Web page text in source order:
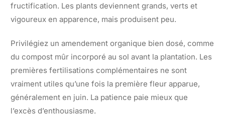
fructification. Les plants deviennent grands, verts et
vigoureux en apparence, mais produisent peu.
Privilégiez un amendement organique bien dosé, comme
du compost mûr incorporé au sol avant la plantation. Les
premières fertilisations complémentaires ne sont
vraiment utiles qu’une fois la première fleur apparue,
généralement en juin. La patience paie mieux que
l’excès d’enthousiasme.